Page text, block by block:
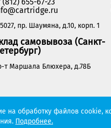
пр. Шаумяна, д.10, корп. 1
самовывоза (Санкт-
т Маршала Блюхера, д.78Б
на обработку файлов cookie,
Подробнее.